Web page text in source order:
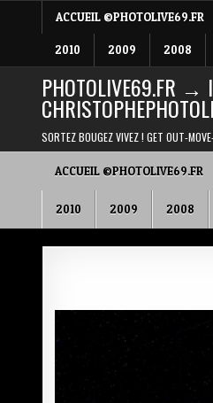
ACCUEIL ©PHOTOLIVE69.FR
2010 2009 2008
PHOTOLIVE69.FR →
SORTEZ BOUGEZ VIVEZ ! GET OUT-
ACCUEIL ©PHOTOLIVE69.FR
2010 2009 2008